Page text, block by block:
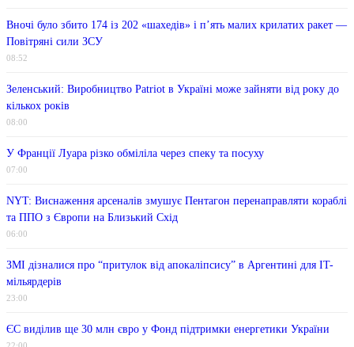
Вночі було збито 174 із 202 «шахедів» і п’ять малих крилатих ракет —
Повітряні сили ЗСУ
08:52
Зеленський: Виробництво Patriot в Україні може зайняти від року до
кількох років
08:00
У Франції Луара різко обміліла через спеку та посуху
07:00
NYT: Виснаження арсеналів змушує Пентагон перенаправляти кораблі
та ППО з Європи на Близький Схід
06:00
ЗМІ дізналися про “притулок від апокаліпсису” в Аргентині для IT-
мільярдерів
23:00
ЄС виділив ще 30 млн євро у Фонд підтримки енергетики України